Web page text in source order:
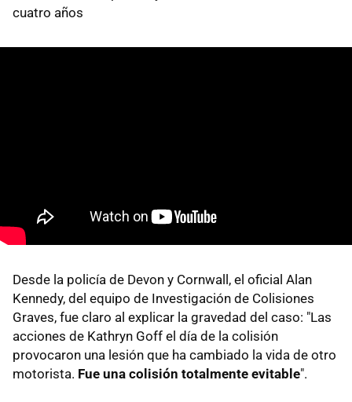
cuatro años
Desde la policía de Devon y Cornwall, el oficial Alan
Kennedy, del equipo de Investigación de Colisiones
Graves, fue claro al explicar la gravedad del caso: "Las
acciones de Kathryn Goff el día de la colisión
provocaron una lesión que ha cambiado la vida de otro
motorista. Fue una colisión totalmente evitable".